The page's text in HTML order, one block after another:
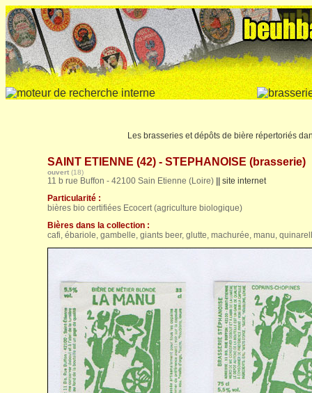
Les brasseries et dépôts de bière répertoriés
SAINT ETIENNE (42) - STEPHANOISE (brasserie)
ouvert (18)
11 b rue Buffon - 42100 Sain Etienne (Loire)
site internet
Particularité :
bières bio certifiées Ecocert (agriculture biologique)
Bières dans la collection :
cafi, ébariole, gambelle, giants beer, glutte, machurée, manu,